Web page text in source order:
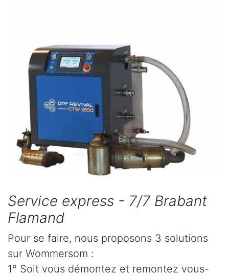
Service express - 7/7 Brabant
Flamand
Pour se faire, nous proposons 3 solutions
sur Wommersom :
1° Soit vous démontez et remontez vous-